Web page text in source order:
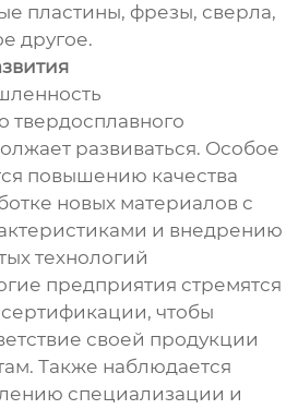
пластины, фрезы, сверла,
другое.
твердосплавного
развиваться. Особое
повышению качества
новых материалов с
и внедрению
технологий
предприятия стремятся
чтобы
своей продукции
Также наблюдается
специализации и